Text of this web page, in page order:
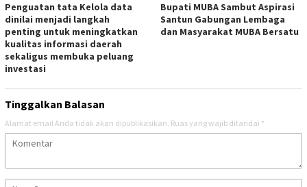
Penguatan tata Kelola data
dinilai menjadi langkah
penting untuk meningkatkan
kualitas informasi daerah
sekaligus membuka peluang
investasi
Bupati MUBA Sambut Aspirasi
Santun Gabungan Lembaga
dan Masyarakat MUBA Bersatu
Tinggalkan Balasan
Alamat email Anda tidak akan dipublikasikan. Ruas yang wajib ditandai *